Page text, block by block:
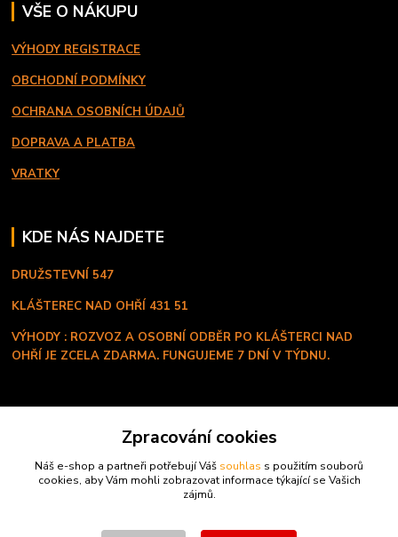
VŠE O NÁKUPU
VÝHODY REGISTRACE
OBCHODNÍ PODMÍNKY
OCHRANA OSOBNÍCH ÚDAJŮ
DOPRAVA A PLATBA
VRATKY
KDE NÁS NAJDETE
DRUŽSTEVNÍ 547
KLÁŠTEREC NAD OHŘÍ 431 51
VÝHODY : ROZVOZ A OSOBNÍ ODBĚR PO KLÁŠTERCI NAD
OHŘÍ JE ZCELA ZDARMA. FUNGUJEME 7 DNÍ V TÝDNU.
+420 603 334 280
Po - Ne ( 8:00 - 20:00 hod )
Zpracování cookies
Náš e-shop a partneři potřebují Váš souhlas s použitím souborů
cookies, aby Vám mohli zobrazovat informace týkající se Vašich
zájmů.